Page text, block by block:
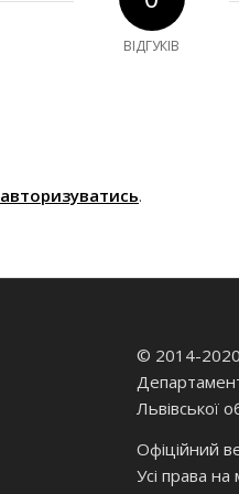
ВІДГУКІВ
авторизуватись.
© 2014-2020
Департамент
Львівської
Офіційний
Усі права